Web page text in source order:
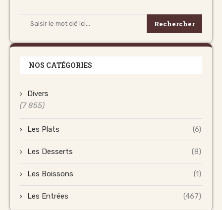
Rechercher
NOS CATÉGORIES
Divers
(7 855)
Les Plats (6)
Les Desserts (8)
Les Boissons (1)
Les Entrées (467)